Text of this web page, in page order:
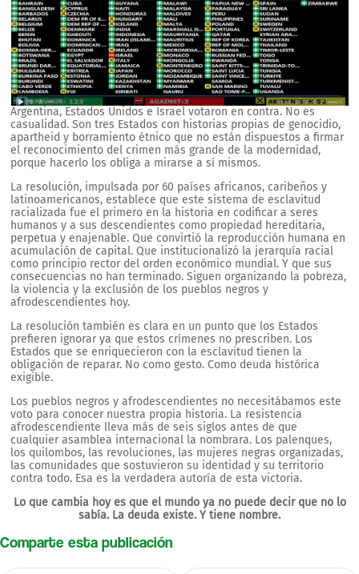
Argentina, Estados Unidos e Israel votaron en contra. No es
casualidad. Son tres Estados con historias propias de genocidio,
apartheid y borramiento étnico que no están dispuestos a firmar
el reconocimiento del crimen más grande de la modernidad,
porque hacerlo los obliga a mirarse a sí mismos.
La resolución, impulsada por 60 países africanos, caribeños y
latinoamericanos, establece que este sistema de esclavitud
racializada fue el primero en la historia en codificar a seres
humanos y a sus descendientes como propiedad hereditaria,
perpetua y enajenable. Que convirtió la reproducción humana en
acumulación de capital. Que institucionalizó la jerarquía racial
como principio rector del orden económico mundial. Y que sus
consecuencias no han terminado. Siguen organizando la pobreza,
la violencia y la exclusión de los pueblos negros y
afrodescendientes hoy.
La resolución también es clara en un punto que los Estados
prefieren ignorar ya que estos crímenes no prescriben. Los
Estados que se enriquecieron con la esclavitud tienen la
obligación de reparar. No como gesto. Como deuda histórica
exigible.
Los pueblos negros y afrodescendientes no necesitábamos este
voto para conocer nuestra propia historia. La resistencia
afrodescendiente lleva más de seis siglos antes de que
cualquier asamblea internacional la nombrara. Los palenques,
los quilombos, las revoluciones, las mujeres negras organizadas,
las comunidades que sostuvieron su identidad y su territorio
contra todo. Esa es la verdadera autoría de esta victoria.
Lo que cambia hoy es que el mundo ya no puede decir que no lo
sabía. La deuda existe. Y tiene nombre.
Comparte esta publicación